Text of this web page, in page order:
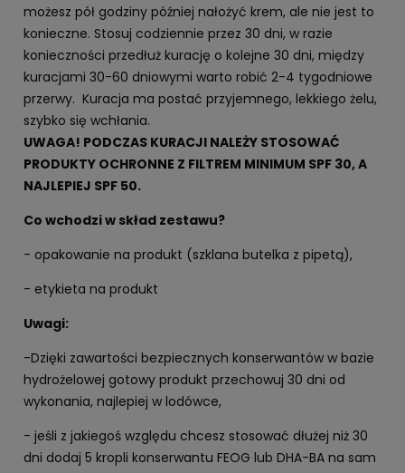
możesz pół godziny później nałożyć krem, ale nie jest to
konieczne. Stosuj codziennie przez 30 dni, w razie
konieczności przedłuż kurację o kolejne 30 dni, między
kuracjami 30-60 dniowymi warto robić 2-4 tygodniowe
przerwy. Kuracja ma postać przyjemnego, lekkiego żelu,
szybko się wchłania.
UWAGA! PODCZAS KURACJI NALEŻY STOSOWAĆ
PRODUKTY OCHRONNE Z FILTREM MINIMUM SPF 30, A
NAJLEPIEJ SPF 50.
Co wchodzi w skład zestawu?
- opakowanie na produkt (szklana butelka z pipetą),
- etykieta na produkt
Uwagi:
-Dzięki zawartości bezpiecznych konserwantów w bazie
hydrożelowej gotowy produkt przechowuj 30 dni od
wykonania, najlepiej w lodówce,
- jeśli z jakiegoś względu chcesz stosować dłużej niż 30
dni dodaj 5 kropli konserwantu FEOG lub DHA-BA na sam